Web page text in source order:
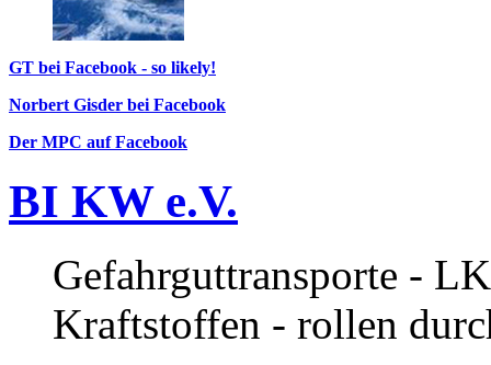
GT bei Facebook - so likely!
Norbert Gisder bei Facebook
Der MPC auf Facebook
BI KW e.V.
Gefahrguttransporte -
Kraftstoffen - rollen